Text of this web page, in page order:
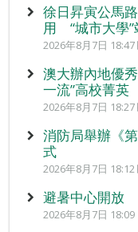
徐日昇寅公馬
用 “城市大學
2026年8月7日 18:47
澳大辦內地優
一流”高校菁英
2026年8月7日 18:27
消防局舉辦《
式
2026年8月7日 18:12
避暑中心開放
2026年8月7日 18:09